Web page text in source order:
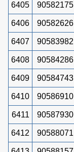
6405 90582175
6406 90582626
6407 90583982
6408 90584286
6409 90584743
6410 90586910
6411 90587930
6412 90588071